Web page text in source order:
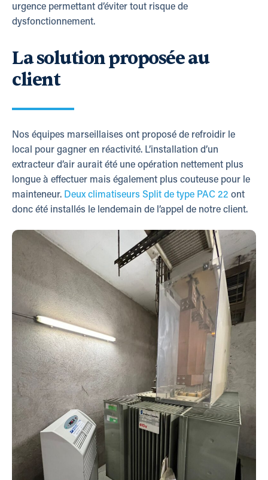
urgence permettant d’éviter tout risque de
dysfonctionnement.
La solution proposée au
client
Nos équipes marseillaises ont proposé de refroidir le
local pour gagner en réactivité. L’installation d’un
extracteur d’air aurait été une opération nettement plus
longue à effectuer mais également plus couteuse pour le
mainteneur. Deux climatiseurs Split de type PAC 22 ont
donc été installés le lendemain de l’appel de notre client.